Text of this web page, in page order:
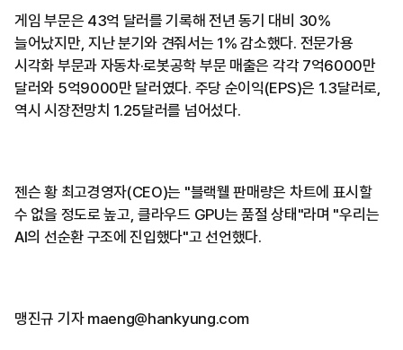
게임 부문은 43억 달러를 기록해 전년 동기 대비 30%
늘어났지만, 지난 분기와 견줘서는 1% 감소했다. 전문가용
시각화 부문과 자동차·로봇공학 부문 매출은 각각 7억6000만
달러와 5억9000만 달러였다. 주당 순이익(EPS)은 1.3달러로,
역시 시장전망치 1.25달러를 넘어섰다.
젠슨 황 최고경영자(CEO)는 "블랙웰 판매량은 차트에 표시할
수 없을 정도로 높고, 클라우드 GPU는 품절 상태"라며 "우리는
AI의 선순환 구조에 진입했다"고 선언했다.
맹진규 기자 maeng@hankyung.com